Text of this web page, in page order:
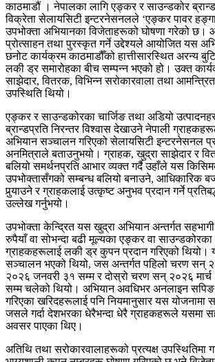
काठमाडौं । नेपालका लागि एङ्कर र साउन्डकोर
विक्रेता सेलायसिटी इन्टरनेसनलले ‘एङ्कर पावर
उपभोक्ता अभियानका विजेताहरूको घोषणा गरेको छ।
प्रोत्साहन तथा पुरस्कृत गर्ने उद्देश्यले आयोजित यस
छनोट कार्यक्रम काठमाडौँको हात्तीसारस्थित अरन्य
लकी ड्र समारोहका बीच सम्पन्न भएको हो। उक्त
साझेदार, वितरक, विभिन्न सरोकारवाला तथा
उपस्थिति थियो।
एङ्कर र साउन्डकोरका चार्जिङ तथा अडियो
ब्रान्डप्रति निरन्तर विश्वास देखाउने नेपाली
अभियान सञ्चालन गरिएको सेलायसिटी इन्टरनेसनल
अनमित्राले बताउनुभयो। ग्राहक, खुद्रा साझेदार र
बलियो समर्थनप्रति आभार व्यक्त गर्दै उहाँले यस
उपभोक्तासँगको सम्बन्ध बलियो बनाउने, आधिकारिक
पुर्‍याउने र ग्राहकलाई उत्कृष्ट अनुभव प्रदान गर्ने
उल्लेख गर्नुभयो।
उपभोक्ता केन्द्रित यस खुद्रा अभियान अन्तर्गत
रुपैयाँ वा सोभन्दा बढी मूल्यका एङ्कर वा साउन्डकोरका
ग्राहकहरूलाई लकी ड्र कुपन प्रदान गरिएको थियो।
सञ्चालन भएको थियो, जस अन्तर्गत पहिलो चरण सन्
२०२६ जनवरी ३१ सम्म र दोस्रो चरण सन् २०२६
सम्म चलेको थियो। अभियान अवधिभर अनलाइन सपिङ
गरिएका खरिदहरूलाई पनि नियमानुसार यस योजनामा
जसले गर्दा देशभरका धेरैभन्दा धेरै ग्राहकहरूले यसमा
अवसर पाएका थिए।
अतिथि तथा सरोकारवालाहरूको प्रत्यक्ष उपस्थितिमा